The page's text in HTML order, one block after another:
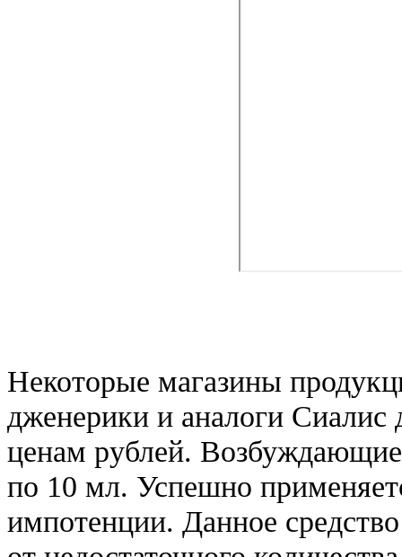
Некоторые магазины
дженерики и аналоги
ценам рублей.
по 10 мл. Успешно
импотенции. Данное